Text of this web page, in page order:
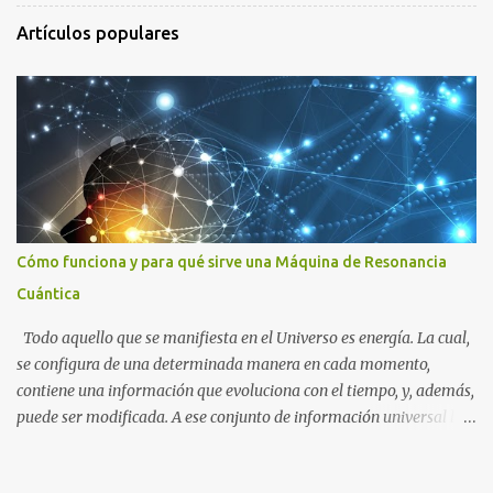
u
c
m
e
t
r
i
Artículos populares
Cómo funciona y para qué sirve una Máquina de Resonancia
Cuántica
Todo aquello que se manifiesta en el Universo es energía. La cual,
se configura de una determinada manera en cada momento,
contiene una información que evoluciona con el tiempo, y, además,
puede ser modificada. A ese conjunto de información universal lo